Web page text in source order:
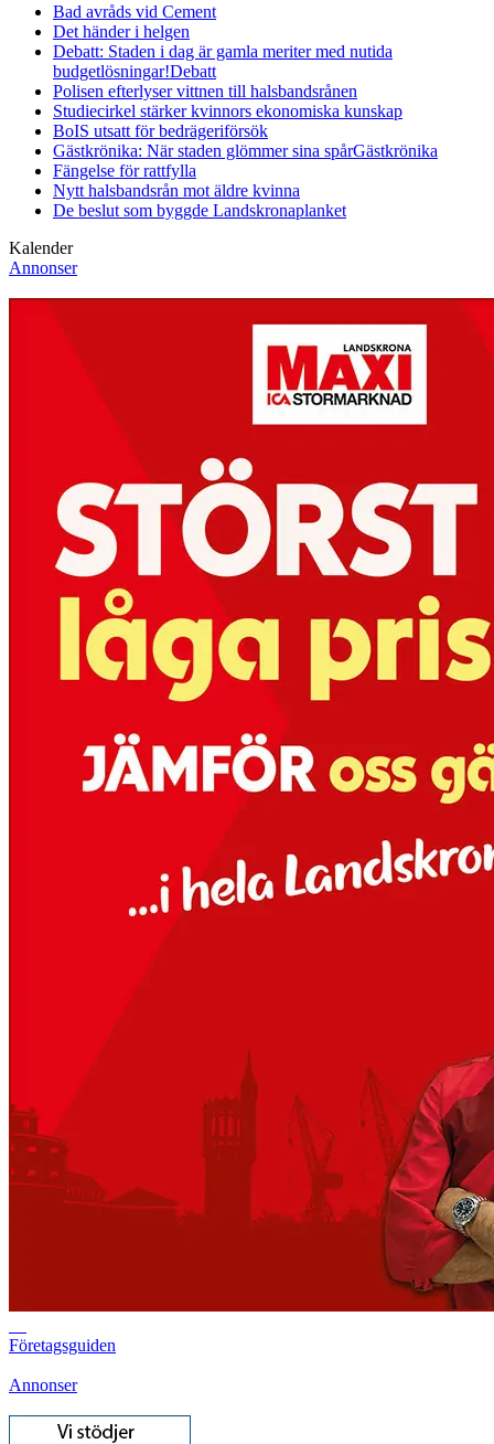
Bad avråds vid Cement
Det händer i helgen
Debatt: Staden i dag är gamla meriter med nutida
budgetlösningar!Debatt
Polisen efterlyser vittnen till halsbandsrånen
Studiecirkel stärker kvinnors ekonomiska kunskap
BoIS utsatt för bedrägeriförsök
Gästkrönika: När staden glömmer sina spårGästkrönika
Fängelse för rattfylla
Nytt halsbandsrån mot äldre kvinna
De beslut som byggde Landskronaplanket
Kalender
Annonser
Företagsguiden
Annonser